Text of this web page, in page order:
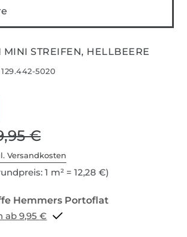
STREIFEN, HELLBEERE
129.442-5020
€
Versandkosten
1 m² = 12,28 €)
Portoflat schon ab 9,95 €